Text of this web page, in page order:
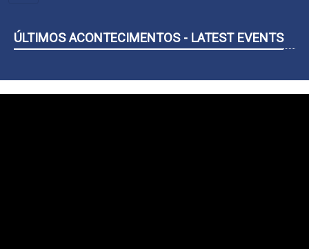
ÚLTIMOS ACONTECIMENTOS - LATEST EVENTS